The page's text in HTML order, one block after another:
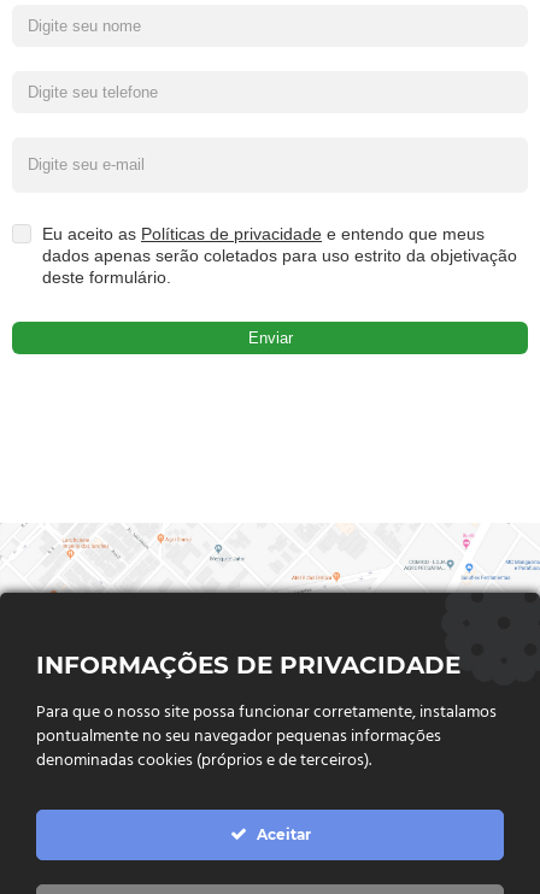
Eu aceito as Políticas de privacidade e entendo que meus
dados apenas serão coletados para uso estrito da objetivação
deste formulário.
FALE CONOSCO
Endereço:Rua Said Abdalla, Nº 310, Jardim Rio Claro. CEP
75802-035, Jataí - GO
INFORMAÇÕES DE PRIVACIDADE
Para que o nosso site possa funcionar corretamente, instalamos
pontualmente no seu navegador pequenas informações
denominadas cookies (próprios e de terceiros).
Aceitar